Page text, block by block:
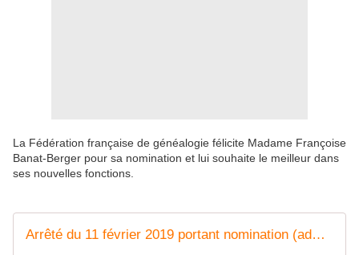
La Fédération française de généalogie félicite Madame Françoise
Banat-Berger pour sa nomination et lui souhaite le meilleur dans
ses nouvelles fonctions.
Arrêté du 11 février 2019 portant nomination (administration centrale) | Legifrance